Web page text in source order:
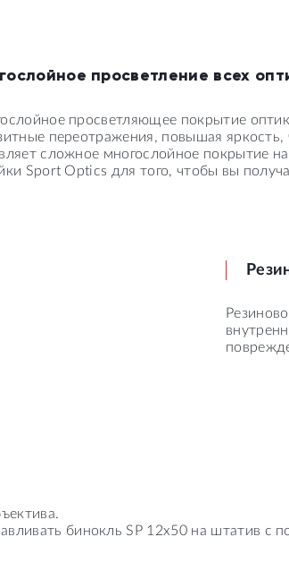
просветление всех
просветляющее покрытие
переотражения, повышая яркость,
сложное многослойное покрытие
Sport Optics для того, чтобы вы
бинокль SP 12x50 на штатив с